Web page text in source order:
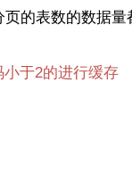
的表数的数据
于2的进行缓存